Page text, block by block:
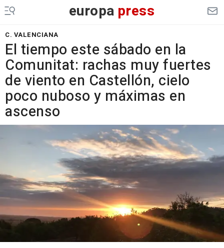
europa press
C. VALENCIANA
El tiempo este sábado en la
Comunitat: rachas muy fuertes
de viento en Castellón, cielo
poco nuboso y máximas en
ascenso